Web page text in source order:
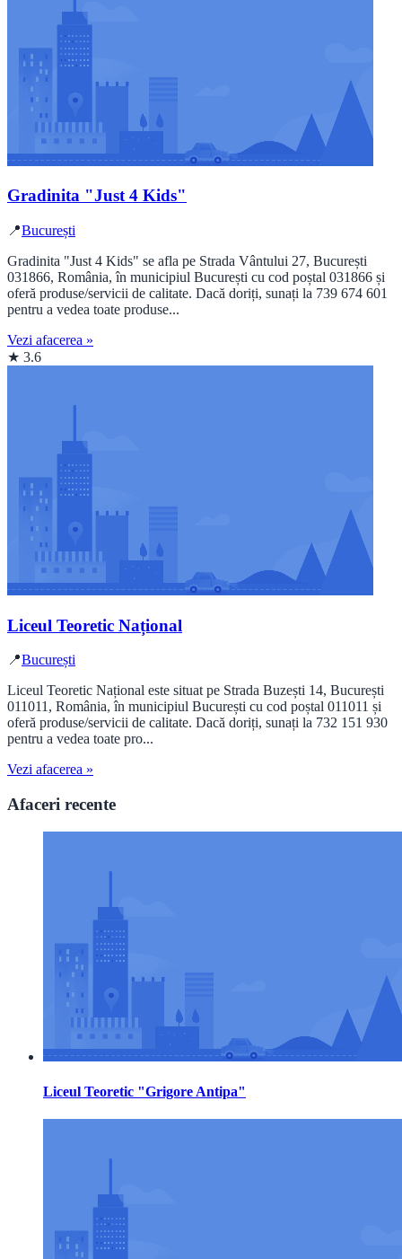
Gradinita "Just 4 Kids"
📍București
Gradinita "Just 4 Kids" se afla pe Strada Vântului 27, București
031866, România, în municipiul București cu cod poștal 031866 și
oferă produse/servicii de calitate. Dacă doriți, sunați la 739 674 601
pentru a vedea toate produse...
Vezi afacerea »
★ 3.6
Liceul Teoretic Național
📍București
Liceul Teoretic Național este situat pe Strada Buzești 14, București
011011, România, în municipiul București cu cod poștal 011011 și
oferă produse/servicii de calitate. Dacă doriți, sunați la 732 151 930
pentru a vedea toate pro...
Vezi afacerea »
Afaceri recente
Liceul Teoretic "Grigore Antipa"